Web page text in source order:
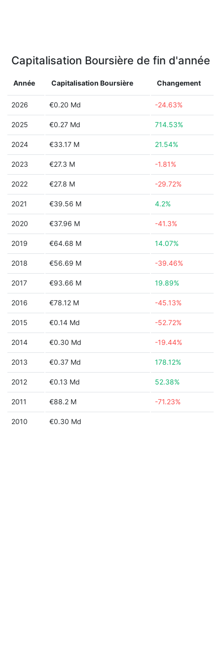
Capitalisation Boursière de fin d'année
Année Capitalisation Boursière Changement
2026 €0.20 Md -24.63%
2025 €0.27 Md 714.53%
2024 €33.17 M 21.54%
2023 €27.3 M -1.81%
2022 €27.8 M -29.72%
2021 €39.56 M 4.2%
2020 €37.96 M -41.3%
2019 €64.68 M 14.07%
2018 €56.69 M -39.46%
2017 €93.66 M 19.89%
2016 €78.12 M -45.13%
2015 €0.14 Md -52.72%
2014 €0.30 Md -19.44%
2013 €0.37 Md 178.12%
2012 €0.13 Md 52.38%
2011 €88.2 M -71.23%
2010 €0.30 Md